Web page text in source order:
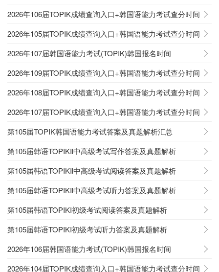
2026年106届TOPIK成绩查询入口+韩国语能力考试查分时间
2026年105届TOPIK成绩查询入口+韩国语能力考试查分时间
2026年107届韩国语能力考试(TOPIK)韩国报名时间
2026年109届TOPIK成绩查询入口+韩国语能力考试查分时间
2026年108届TOPIK成绩查询入口+韩国语能力考试查分时间
2026年107届TOPIK成绩查询入口+韩国语能力考试查分时间
第105届TOPIK韩国语能力考试答案及真题解析汇总
第105届韩语TOPIKⅡ中高级考试写作答案及真题解析
第105届韩语TOPIKⅡ中高级考试阅读答案及真题解析
第105届韩语TOPIKⅡ中高级考试听力答案及真题解析
第105届韩语TOPIKⅠ初级考试阅读答案及真题解析
第105届韩语TOPIKⅠ初级考试听力答案及真题解析
2026年106届韩国语能力考试(TOPIK)韩国报名时间
2026年104届TOPIK成绩查询入口+韩国语能力考试查分时间